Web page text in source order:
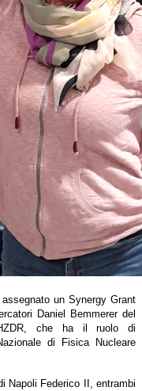
un Synergy Grant
Daniel Bemmerer del
(HZDR, che ha il ruolo di
di Fisica Nucleare
Napoli Federico II, entrambi